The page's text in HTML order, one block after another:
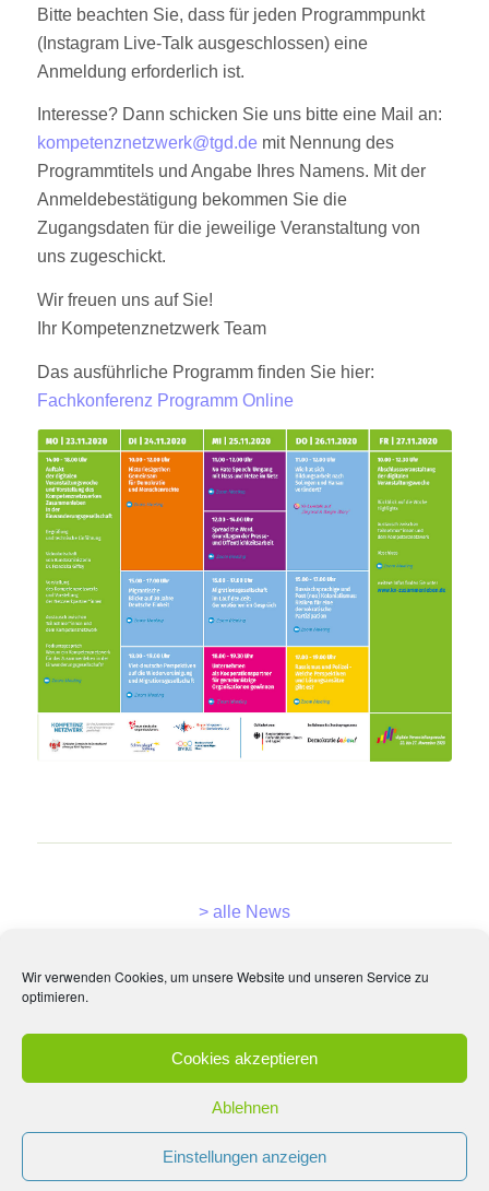
Wir verwenden Cookies, um unsere Website und unseren Service zu
optimieren.
Cookies akzeptieren
Ablehnen
Einstellungen anzeigen
Bitte beachten Sie, dass für jeden Programmpunkt
(Instagram Live-Talk ausgeschlossen) eine
Anmeldung erforderlich ist.
Interesse? Dann schicken Sie uns bitte eine Mail an:
kompetenznetzwerk@tgd.de mit Nennung des
Programmtitels und Angabe Ihres Namens. Mit der
Anmeldebestätigung bekommen Sie die
Zugangsdaten für die jeweilige Veranstaltung von
uns zugeschickt.
Wir freuen uns auf Sie!
Ihr Kompetenznetzwerk Team
Das ausführliche Programm finden Sie hier:
Fachkonferenz Programm Online
> alle News